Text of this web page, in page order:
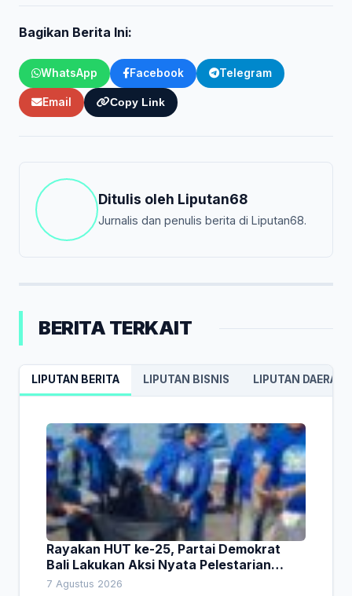
Bagikan Berita Ini:
WhatsApp Facebook Telegram
Email Copy Link
Ditulis oleh Liputan68
Jurnalis dan penulis berita di Liputan68.
BERITA TERKAIT
LIPUTAN BERITA LIPUTAN BISNIS LIPUTAN DAERAH
Rayakan HUT ke-25, Partai Demokrat
Bali Lakukan Aksi Nyata Pelestarian
Lingkungan
7 Agustus 2026